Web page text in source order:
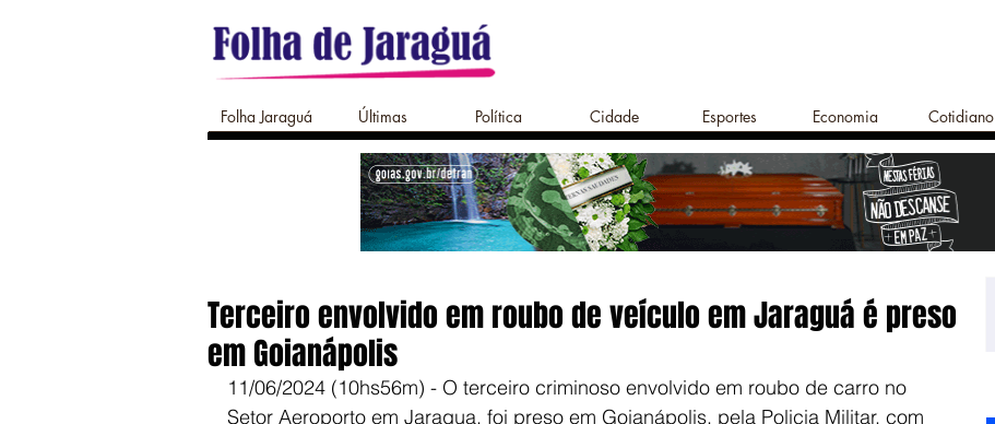
Folha Jaraguá Últimas Política Cidade Esportes Economia Cotidiano
Terceiro envolvido em roubo de veículo em Jaraguá é preso
em Goianápolis
11/06/2024 (10hs56m) - O terceiro criminoso envolvido em roubo de carro no
Setor Aeroporto em Jaragua, foi preso em Goianápolis, pela Policia Militar, com